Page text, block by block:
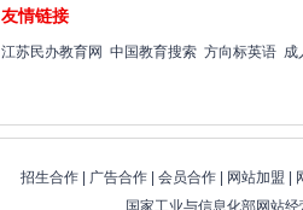
友情链接
江苏民办教育网 中国教育搜索 方向标英语 成
招生合作| 广告合作| 会员合作| 网站加盟
国家工业与信息化部网站